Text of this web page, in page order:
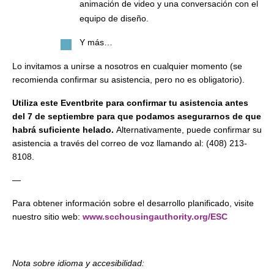
animación de video y una conversación con el
equipo de diseño.
Y más…
Lo invitamos a unirse a nosotros en cualquier momento (se
recomienda confirmar su asistencia, pero no es obligatorio).
Utiliza este Eventbrite para confirmar tu asistencia antes
del 7 de septiembre para que podamos asegurarnos de que
habrá suficiente helado. Alternativamente, puede confirmar su
asistencia a través del correo de voz llamando al: (408) 213-
8108.
—
Para obtener información sobre el desarrollo planificado, visite
nuestro sitio web: www.scchousingauthority.org/ESC
Nota sobre idioma y accesibilidad: